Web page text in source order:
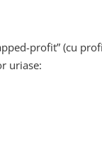
profit” (cu
uriase: